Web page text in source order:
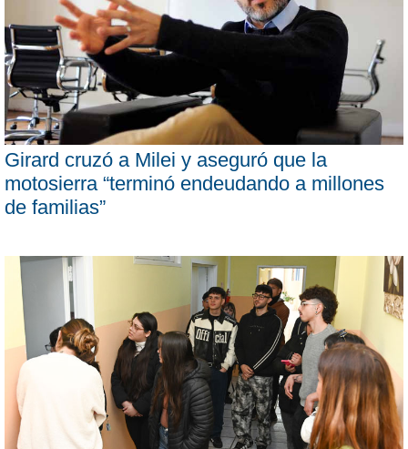
Girard cruzó a Milei y aseguró que la
motosierra “terminó endeudando a millones
de familias”